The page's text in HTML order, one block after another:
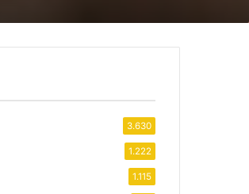
3.630
1.222
1.115